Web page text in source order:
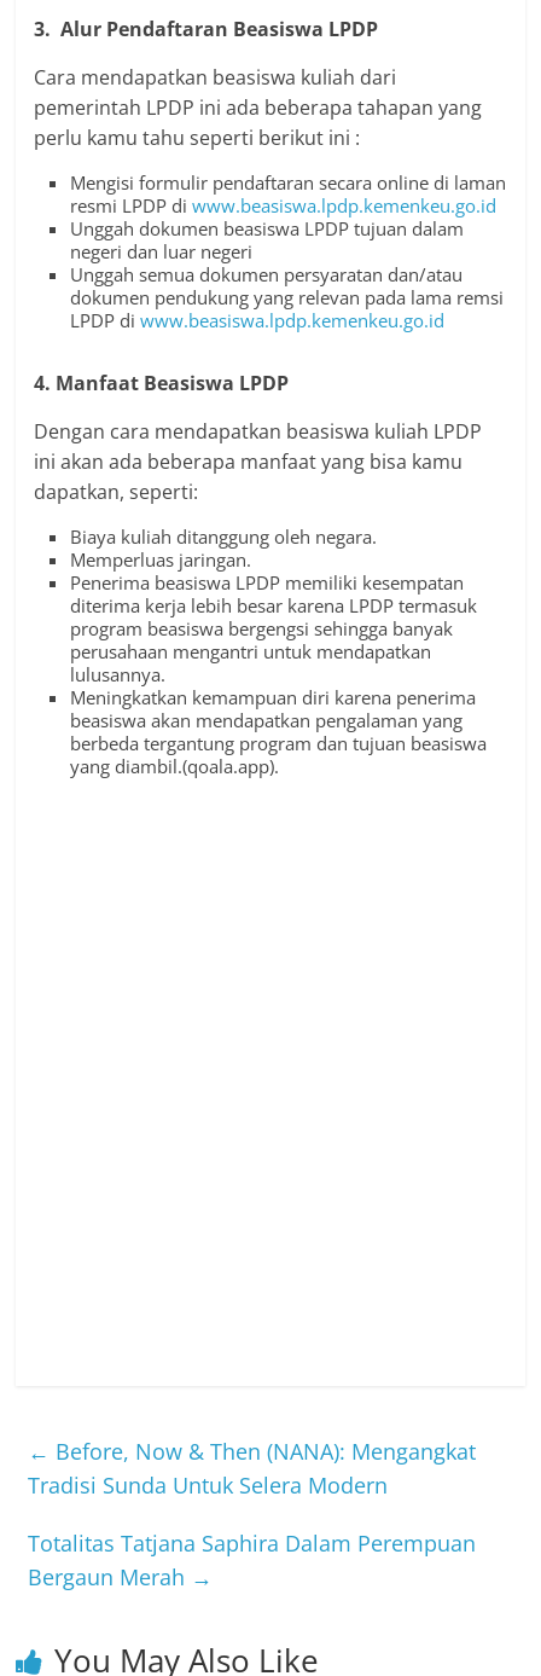
3. Alur Pendaftaran Beasiswa LPDP
Cara mendapatkan beasiswa kuliah dari
pemerintah LPDP ini ada beberapa tahapan yang
perlu kamu tahu seperti berikut ini :
Mengisi formulir pendaftaran secara online di laman
resmi LPDP di www.beasiswa.lpdp.kemenkeu.go.id
Unggah dokumen beasiswa LPDP tujuan dalam
negeri dan luar negeri
Unggah semua dokumen persyaratan dan/atau
dokumen pendukung yang relevan pada lama remsi
LPDP di www.beasiswa.lpdp.kemenkeu.go.id
4. Manfaat Beasiswa LPDP
Dengan cara mendapatkan beasiswa kuliah LPDP
ini akan ada beberapa manfaat yang bisa kamu
dapatkan, seperti:
Biaya kuliah ditanggung oleh negara.
Memperluas jaringan.
Penerima beasiswa LPDP memiliki kesempatan
diterima kerja lebih besar karena LPDP termasuk
program beasiswa bergengsi sehingga banyak
perusahaan mengantri untuk mendapatkan
lulusannya.
Meningkatkan kemampuan diri karena penerima
beasiswa akan mendapatkan pengalaman yang
berbeda tergantung program dan tujuan beasiswa
yang diambil.(qoala.app).
← Before, Now & Then (NANA): Mengangkat
Tradisi Sunda Untuk Selera Modern
Totalitas Tatjana Saphira Dalam Perempuan
Bergaun Merah →
You May Also Like